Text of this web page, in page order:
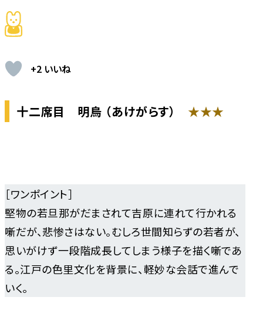
+2 いいね
十二席目 明烏 （あけがらす） ★★★
［ワンポイント］
堅物の若旦那がだまされて吉原に連れて行かれる
噺だが、悲惨さはない。むしろ世間知らずの若者が、
思いがけず一段階成長してしまう様子を描く噺であ
る。江戸の色里文化を背景に、軽妙な会話で進んで
いく。